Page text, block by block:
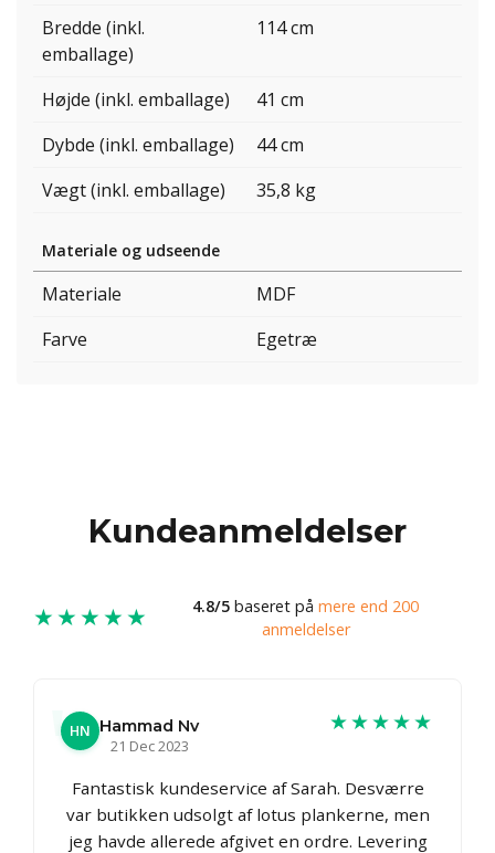
Bredde (inkl.
emballage)
114 cm
Højde (inkl. emballage)
41 cm
Dybde (inkl. emballage)
44 cm
Vægt (inkl. emballage)
35,8 kg
Materiale og udseende
Materiale
MDF
Farve
Egetræ
Kundeanmeldelser
★★★★★ 4.8/5 baseret på mere end 200
anmeldelser
HN Hammad Nv
21 Dec 2023
★★★★★
Fantastisk kundeservice af Sarah. Desværre
var butikken udsolgt af lotus plankerne, men
jeg havde allerede afgivet en ordre. Levering